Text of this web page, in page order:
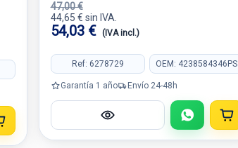
47,00 €
44,65 € sin IVA.
54,03 € (IVA incl.)
Ref: 6278729 OEM: 4238584346PS
Garantía 1 año Envío 24-48h